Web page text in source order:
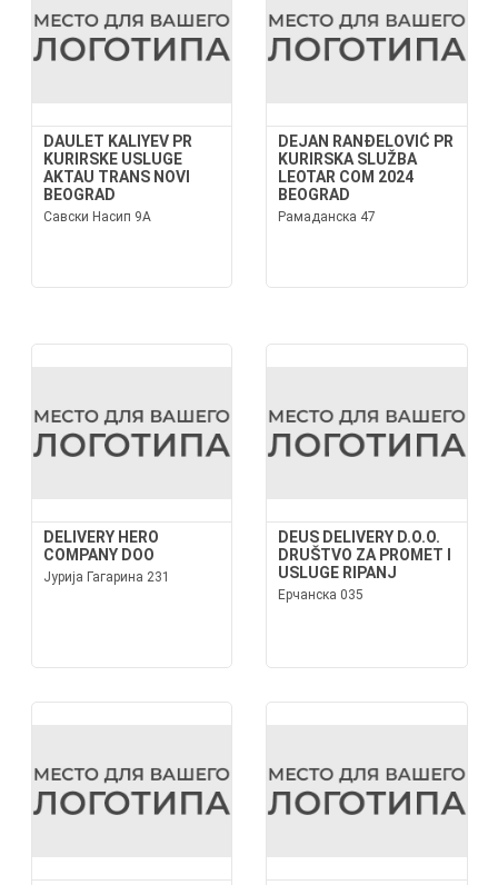
DAULET KALIYEV PR
KURIRSKE USLUGE
AKTAU TRANS NOVI
BEOGRAD
Савски Насип 9А
DEJAN RANĐELOVIĆ PR
KURIRSKA SLUŽBA
LEOTAR COM 2024
BEOGRAD
Рамаданска 47
DELIVERY HERO
COMPANY DOO
Јурија Гагарина 231
DEUS DELIVERY D.O.O.
DRUŠTVO ZA PROMET I
USLUGE RIPANJ
Ерчанска 035